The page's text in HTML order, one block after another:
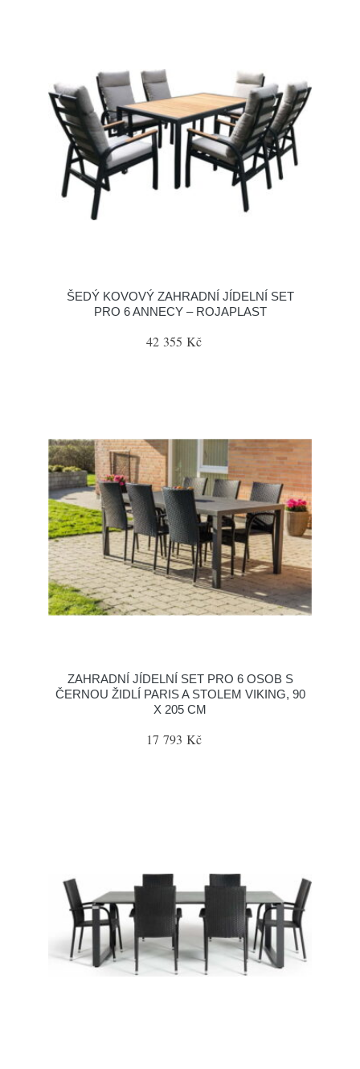
ŠEDÝ KOVOVÝ ZAHRADNÍ JÍDELNÍ SET
PRO 6 ANNECY – ROJAPLAST
42 355 Kč
ZAHRADNÍ JÍDELNÍ SET PRO 6 OSOB S
ČERNOU ŽIDLÍ PARIS A STOLEM VIKING, 90
X 205 CM
17 793 Kč